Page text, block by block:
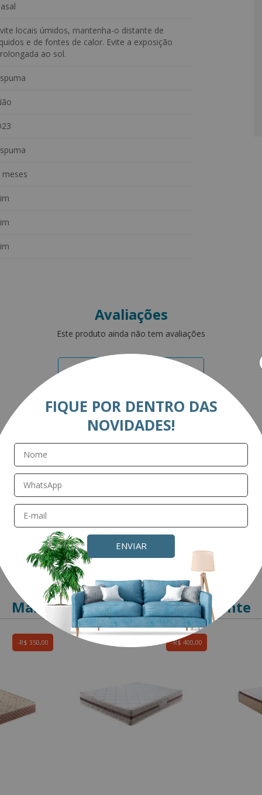
hóspedes ou uso ocasional, o colchão D23
legal.
locais úmidos, mantenha-o distante de
e de fontes de calor. Evite a exposição
ao sol.
meses
Avaliações
Este produto ainda não tem avaliações
Perguntas & respostas
SEJA O PRIMEIRO A PERGUNTAR
Mais produtos para este ambiente
R$ 350,00 R$ 400,00
FIQUE POR DENTRO DAS
NOVIDADES!
ENVIAR